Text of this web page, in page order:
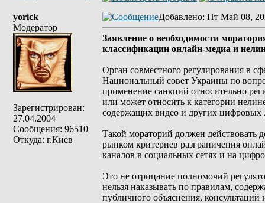
yorick
Модератор
Зарегистрирован:
27.04.2004
Сообщения: 96510
Откуда: г.Киев
Добавлено: Пт Май 08,
Заявление о необходимости
классификации онлайн-медиа и
Орган совместного регулирования в
Национальный совет Украины по
применение санкций относительно
или может относить к категории
содержащих видео и других
Такой мораторий должен действовать
рынком критериев разграничения
каналов в социальных сетях и на
Это не отрицание полномочий
нельзя наказывать по правилам,
публичного объяснения, консультаций